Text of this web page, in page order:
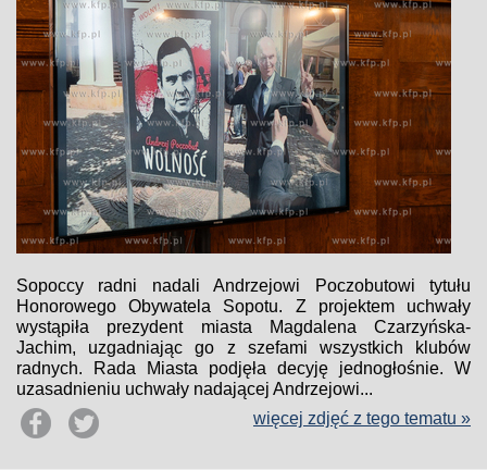
Sopoccy radni nadali Andrzejowi Poczobutowi tytułu
Honorowego Obywatela Sopotu. Z projektem uchwały
wystąpiła prezydent miasta Magdalena Czarzyńska-
Jachim, uzgadniając go z szefami wszystkich klubów
radnych. Rada Miasta podjęła decyję jednogłośnie. W
uzasadnieniu uchwały nadającej Andrzejowi...
więcej zdjęć z tego tematu »